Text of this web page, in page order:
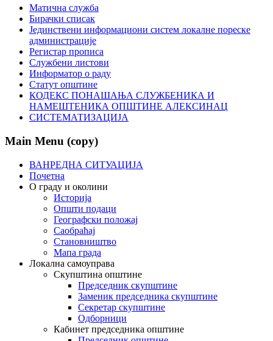
Матична служба
Бирачки списак
Јединствени информациони систем локалне пореске
администрације
Регистар прописа
Службени листови
Информатор о раду
Статут општине
КОДЕКС ПОНАШАЊА СЛУЖБЕНИКА И
НАМЕШТЕНИКА ОПШТИНЕ АЛЕКСИНАЦ
СИСТЕМАТИЗАЦИЈА
Main Menu (copy)
ВАНРЕДНА СИТУАЦИЈА
Почетна
О граду и околини
Историја
Општи подаци
Географски положај
Саобраћај
Становништво
Мапа града
Локална самоуправа
Скупштина општине
Председник скупштине
Заменик председника скупштине
Секретар скупштине
Одборници
Кабинет председника општине